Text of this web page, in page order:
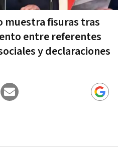
muestra fisuras tras
entre referentes
y declaraciones